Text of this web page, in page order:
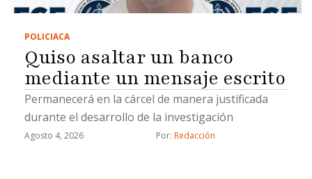
POLICIACA
Quiso asaltar un banco
mediante un mensaje escrito
Permanecerá en la cárcel de manera justificada
durante el desarrollo de la investigación
Agosto 4, 2026 Por: Redacción